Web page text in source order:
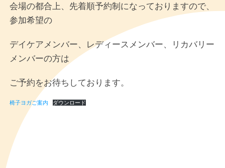
会場の都合上、先着順予約制になっておりますので、
参加希望の
デイケアメンバー、レディースメンバー、リカバリー
メンバーの方は
ご予約をお待ちしております。
椅子ヨガご案内 ダウンロード